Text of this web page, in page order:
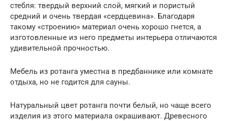
стебля: твердый верхний слой, мягкий и пористый
средний и очень твердая «сердцевина». Благодаря
такому «строению» материал очень хорошо гнется, а
изготовленные из него предметы интерьера отличаются
удивительной прочностью.
Мебель из ротанга уместна в предбаннике или комнате
отдыха, но не годится для сауны.
Натуральный цвет ротанга почти белый, но чаще всего
изделия из этого материала окрашивают. Древесного